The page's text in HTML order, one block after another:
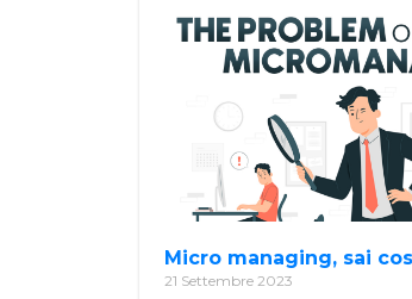
Micro managing, sai
21 Settembre 2023